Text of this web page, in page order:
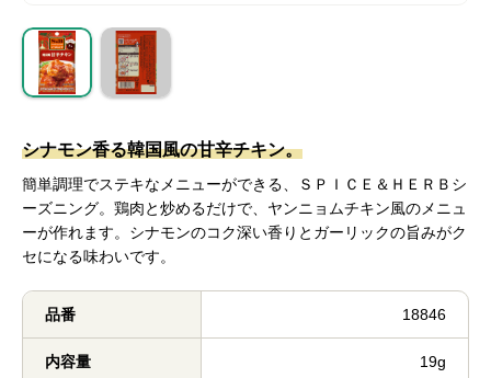
シナモン香る韓国風の甘辛チキン。
簡単調理でステキなメニューができる、ＳＰＩＣＥ＆ＨＥＲＢシ
ーズニング。鶏肉と炒めるだけで、ヤンニョムチキン風のメニュ
ーが作れます。シナモンのコク深い香りとガーリックの旨みがク
セになる味わいです。
品番 18846
内容量 19g